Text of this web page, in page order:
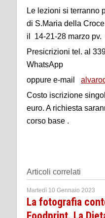
Le lezioni si terranno
di S.Maria della
il 14-21-28 marzo
Presicrizioni tel. al
WhatsApp
oppure e-mail
Costo iscrizione
euro. A richiesta
corso base .
Articoli correlati
Martedì 10 Gennaio 2023
La fotografia